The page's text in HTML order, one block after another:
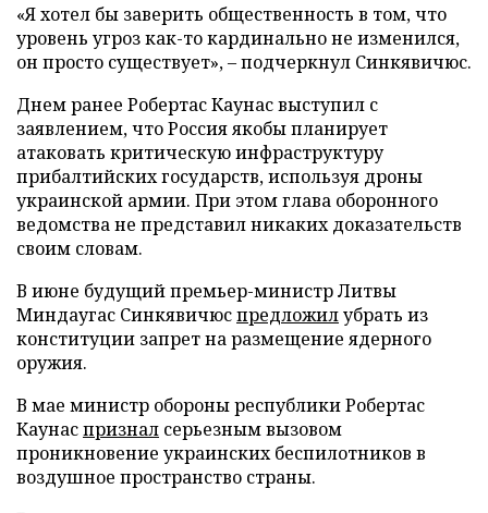
«Я хотел бы заверить общественность в том, что
уровень угроз как-то кардинально не изменился,
он просто существует», – подчеркнул Синкявичюс.
Днем ранее Робертас Каунас выступил с
заявлением, что Россия якобы планирует
атаковать критическую инфраструктуру
прибалтийских государств, используя дроны
украинской армии. При этом глава оборонного
ведомства не представил никаких доказательств
своим словам.
В июне будущий премьер-министр Литвы
Миндаугас Синкявичюспредложилубрать из
конституции запрет на размещение ядерного
оружия.
В мае министр обороны республики Робертас
Каунаспризнал серьезным вызовом
проникновение украинских беспилотников в
воздушное пространство страны.